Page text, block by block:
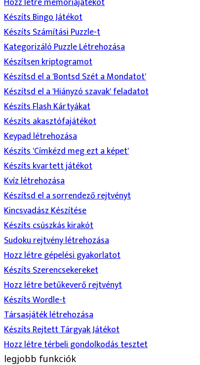
Készíts Bingo Játékot
Készíts Számítási Puzzle-t
Kategorizáló Puzzle Létrehozása
Készítsen kriptogramot
Készítsd el a 'Bontsd Szét a Mondatot'
Készítsd el a 'Hiányzó szavak' feladatot
Készíts Flash Kártyákat
Készíts akasztófajátékot
Keypad létrehozása
Készíts 'Címkézd meg ezt a képet'
Készíts kvartett játékot
Kvíz létrehozása
Készítsd el a sorrendező rejtvényt
Kincsvadász Készítése
Készíts csúszkás kirakót
Sudoku rejtvény létrehozása
Hozz létre gépelési gyakorlatot
Készíts Szerencsekereket
Hozz létre betűkeverő rejtvényt
Készíts Wordle-t
Társasjáték létrehozása
Készíts Rejtett Tárgyak Játékot
Hozz létre térbeli gondolkodás tesztet
legjobb funkciók